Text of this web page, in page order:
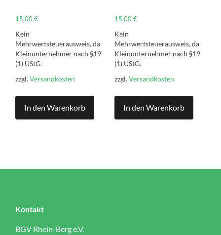
15,00€
Kein
Mehrwertsteuerausweis, da
Kleinunternehmer nach §19
(1) UStG.
zzgl.Versandkosten
In den Warenkorb
15,00€
Kein
Mehrwertsteuerausweis, da
Kleinunternehmer nach §19
(1) UStG.
zzgl.Versandkosten
In den Warenkorb
Kontakt
BGV Rhein-Berg e.V.